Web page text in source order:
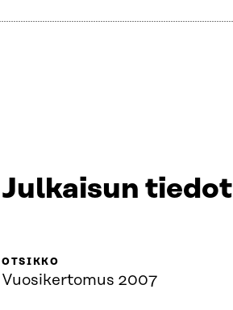
Julkaisun tiedot
OTSIKKO
Vuosikertomus 2007